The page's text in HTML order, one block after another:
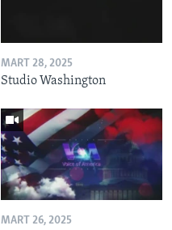
MART 28, 2025
Studio Washington
MART 26, 2025